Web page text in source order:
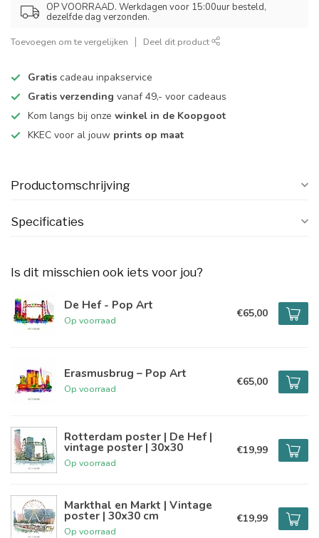
OP VOORRAAD. Werkdagen voor 15:00uur besteld,
dezelfde dag verzonden.
Toevoegen om te vergelijken Deel dit product
Gratis cadeau inpakservice
Gratis verzending vanaf 49,- voor cadeaus
Kom langs bij onze winkel in de Koopgoot
KKEC voor al jouw prints op maat
Productomschrijving
Specificaties
Is dit misschien ook iets voor jou?
De Hef - Pop Art
Op voorraad
€65,00
Erasmusbrug – Pop Art
Op voorraad
€65,00
Rotterdam poster | De Hef |
vintage poster | 30x30
Op voorraad
€19,99
Markthal en Markt | Vintage
poster | 30x30 cm
Op voorraad
€19,99